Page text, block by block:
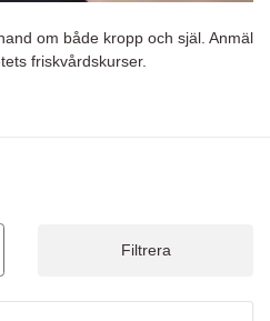
om både kropp och själ. Anmäl
friskvårdskurser.
Filtrera